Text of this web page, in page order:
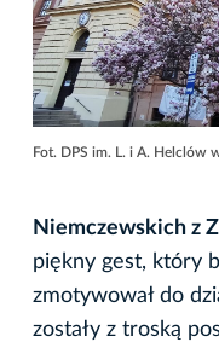
Fot. DPS im. L. i A. Helclów
Niemczewskich z
piękny gest, który
zmotywował do
zostały z troską